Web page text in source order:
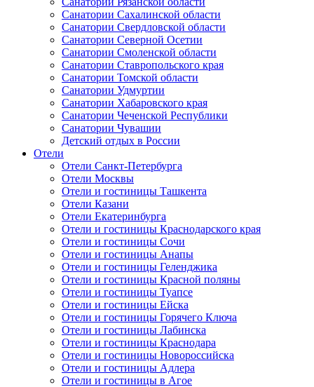
Санатории Сахалинской области
Санатории Свердловской области
Санатории Северной Осетии
Санатории Смоленской области
Санатории Ставропольского края
Санатории Томской области
Санатории Удмуртии
Санатории Хабаровского края
Санатории Чеченской Республики
Санатории Чувашии
Детский отдых в России
Отели
Отели Санкт-Петербурга
Отели Москвы
Отели и гостиницы Ташкента
Отели Казани
Отели Екатеринбурга
Отели и гостиницы Краснодарского края
Отели и гостиницы Сочи
Отели и гостиницы Анапы
Отели и гостиницы Геленджика
Отели и гостиницы Красной поляны
Отели и гостиницы Туапсе
Отели и гостиницы Ейска
Отели и гостиницы Горячего Ключа
Отели и гостиницы Лабинска
Отели и гостиницы Краснодара
Отели и гостиницы Новороссийска
Отели и гостиницы Адлера
Отели и гостиницы в Агое